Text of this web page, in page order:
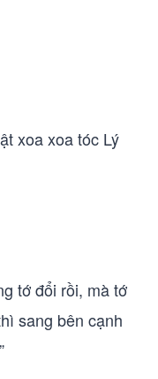
xoa xoa tóc Lý
tớ đổi rồi, mà tớ
sang bên cạnh